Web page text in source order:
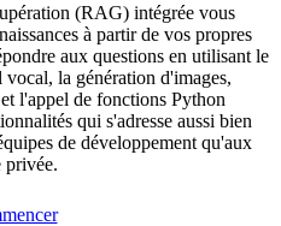
(RAG) intégrée vous
à partir de vos propres
aux questions en utilisant le
la génération d'images,
l'appel de fonctions Python
qui s'adresse aussi bien
de développement qu'aux
privée.